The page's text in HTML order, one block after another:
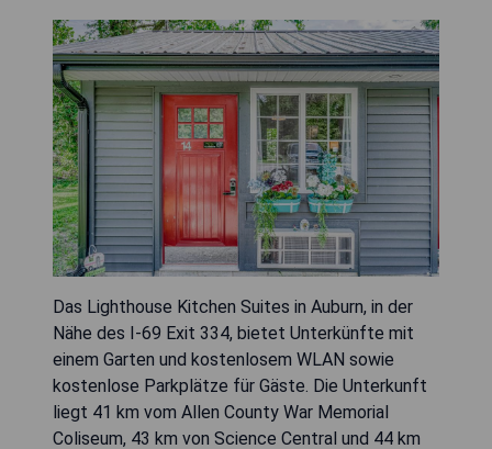
Das Lighthouse Kitchen Suites in Auburn, in der
Nähe des I-69 Exit 334, bietet Unterkünfte mit
einem Garten und kostenlosem WLAN sowie
kostenlose Parkplätze für Gäste. Die Unterkunft
liegt 41 km vom Allen County War Memorial
Coliseum, 43 km von Science Central und 44 km